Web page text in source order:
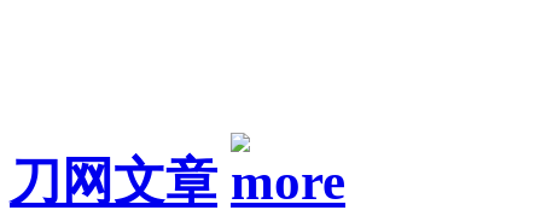
刀网文章